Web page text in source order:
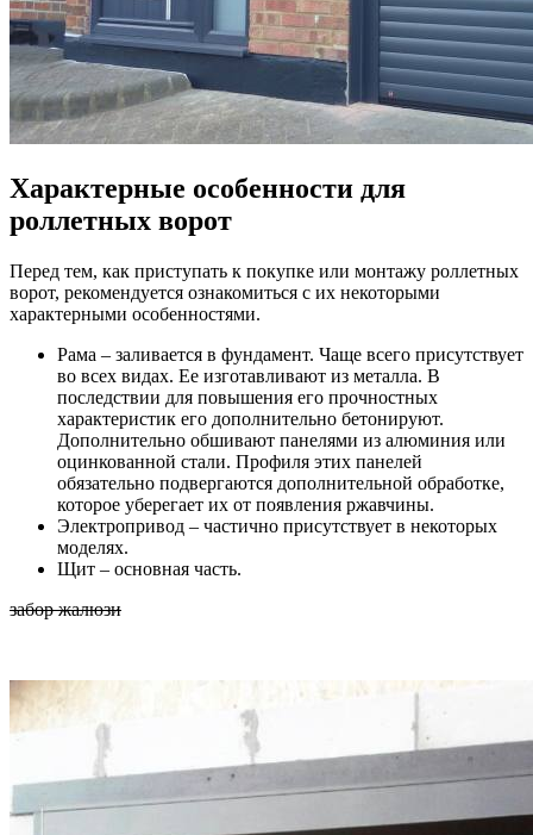
Характерные особенности для
роллетных ворот
Перед тем, как приступать к покупке или монтажу роллетных
ворот, рекомендуется ознакомиться с их некоторыми
характерными особенностями.
Рама – заливается в фундамент. Чаще всего присутствует
во всех видах. Ее изготавливают из металла. В
последствии для повышения его прочностных
характеристик его дополнительно бетонируют.
Дополнительно обшивают панелями из алюминия или
оцинкованной стали. Профиля этих панелей
обязательно подвергаются дополнительной обработке,
которое уберегает их от появления ржавчины.
Электропривод – частично присутствует в некоторых
моделях.
Щит – основная часть.
забор жалюзи